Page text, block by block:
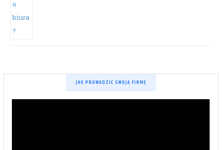
JAK PROWADZIĆ SWOJĄ FIRMĘ